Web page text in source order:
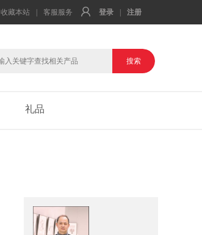
收藏本站 客服服务 登录 注册
礼品